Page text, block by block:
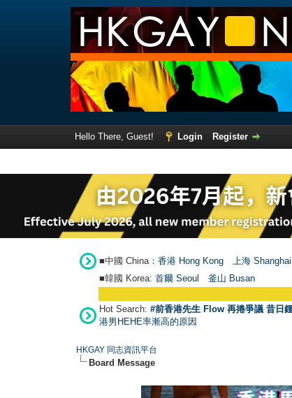
Hello There, Guest! Login
Register
■中國 China： 香港 Hong Kong 上海 Shanghai
■韓國 Korea: 首爾 Seou 釜山 Busan
Hot Search: #前香港先生 Flow 再捲爭議 昔日
港男HEHE率漸高的原因
HKGAY 同志資訊平台
Board Message